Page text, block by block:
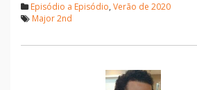
Episódio a Episódio, Verão de 2020
Major 2nd